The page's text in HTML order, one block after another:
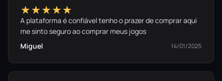
★★★★★
A plataforma é confiável tenho o prazer de comprar aqui
me sinto seguro ao comprar meus jogos
Miguel
14/01/2025